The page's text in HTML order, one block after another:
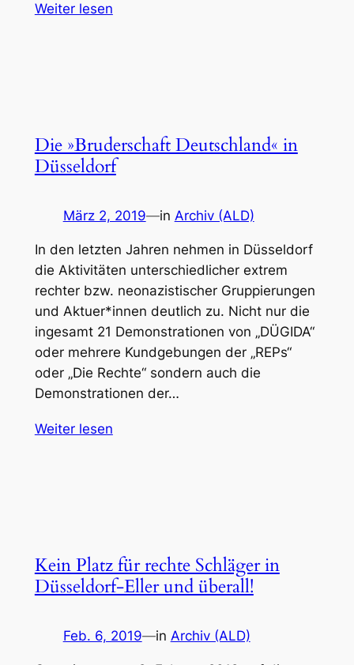
Weiter lesen
Die »Bruderschaft Deutschland« in
Düsseldorf
März 2, 2019—in Archiv (ALD)
In den letzten Jahren nehmen in Düsseldorf
die Aktivitäten unterschiedlicher extrem
rechter bzw. neonazistischer Gruppierungen
und Aktuer*innen deutlich zu. Nicht nur die
ingesamt 21 Demonstrationen von „DÜGIDA“
oder mehrere Kundgebungen der „REPs“
oder „Die Rechte“ sondern auch die
Demonstrationen der…
Weiter lesen
Kein Platz für rechte Schläger in
Düsseldorf-Eller und überall!
Feb. 6, 2019—in Archiv (ALD)